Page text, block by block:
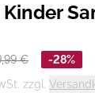
Kinder
€
-28%
zzgl.